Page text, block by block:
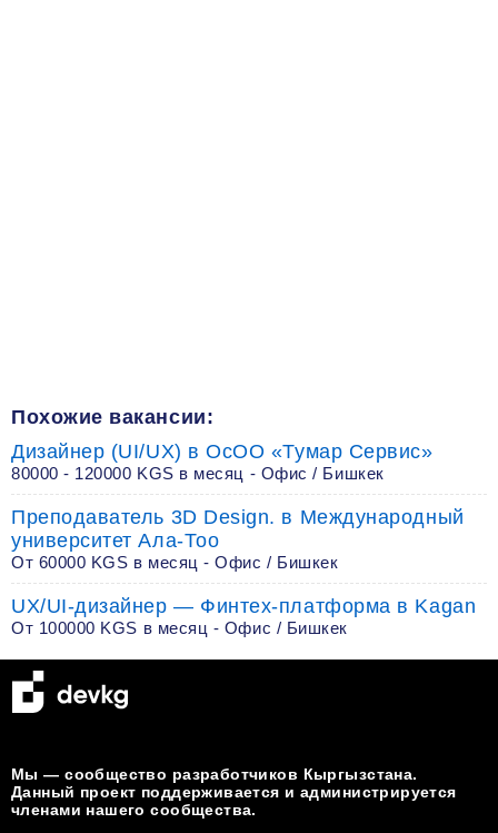
Похожие вакансии:
Дизайнер (UI/UX) в ОсОО «Тумар Сервис»
80000 - 120000 KGS в месяц - Офис / Бишкек
Преподаватель 3D Design. в Международный
университет Ала-Тоо
От 60000 KGS в месяц - Офис / Бишкек
UX/UI-дизайнер — Финтех-платформа в Kagan
От 100000 KGS в месяц - Офис / Бишкек
Мы — сообщество разработчиков Кыргызстана.
Данный проект поддерживается и администрируется
членами нашего сообщества.